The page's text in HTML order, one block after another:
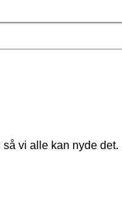
vi alle kan nyde det.